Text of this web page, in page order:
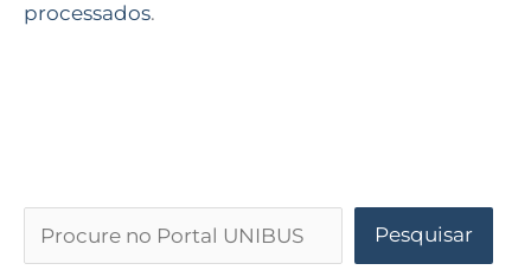
processados.
Pesquisar